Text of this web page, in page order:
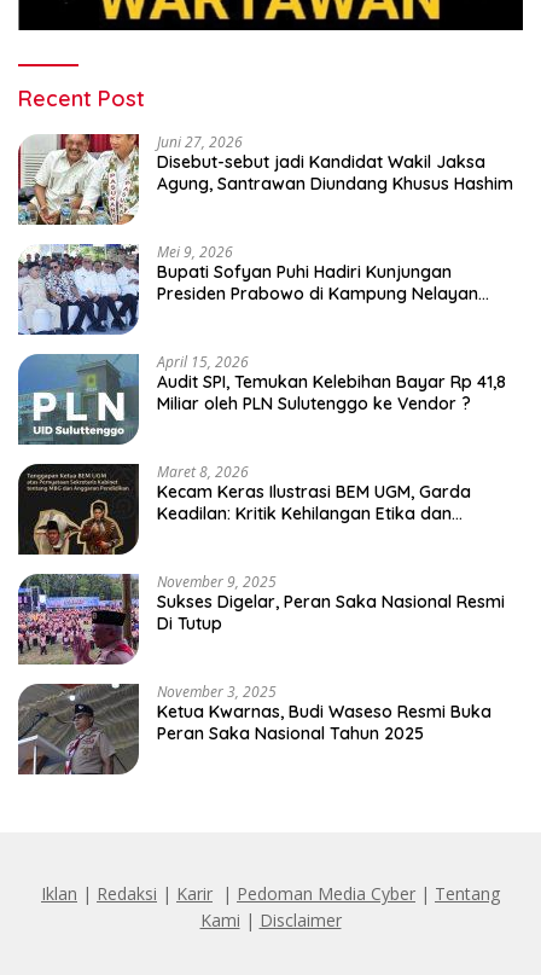
Recent Post
Juni 27, 2026
Disebut-sebut jadi Kandidat Wakil Jaksa
Agung, Santrawan Diundang Khusus Hashim
Mei 9, 2026
Bupati Sofyan Puhi Hadiri Kunjungan
Presiden Prabowo di Kampung Nelayan
April 15, 2026
Audit SPI, Temukan Kelebihan Bayar Rp 41,8
Miliar oleh PLN Sulutenggo ke Vendor ?
Maret 8, 2026
Kecam Keras Ilustrasi BEM UGM, Garda
Keadilan: Kritik Kehilangan Etika dan
November 9, 2025
Sukses Digelar, Peran Saka Nasional Resmi
Di Tutup
November 3, 2025
Ketua Kwarnas, Budi Waseso Resmi Buka
Peran Saka Nasional Tahun 2025
Iklan | Redaksi | Karir | Pedoman Media Cyber | Tentang
Kami | Disclaimer